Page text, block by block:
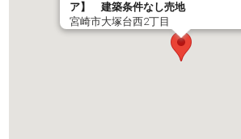
ア】 建築条件なし売地
宮崎市大塚台西2丁目